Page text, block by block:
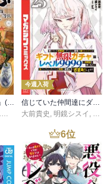
,転
今週入荷
大前貴史 明鏡シスイ
6位